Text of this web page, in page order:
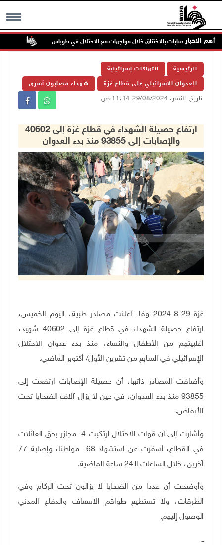
MENU أهم الاخبارإصابات بالاختناق خلال مواجهات مع الاحتلال في طوباس
الرئيسية انتهاكات إسرائيلية
العدوان الاسرائيلي على قطاع غزة شهداء مصابون أسرى
تاريخ النشر: 29/08/2024 11:14 ص
ارتفاع حصيلة الشهداء في قطاع غزة إلى 40602
والإصابات إلى 93855 منذ بدء العدوان
غزة 29-8-2024 وفا- أعلنت مصادر طبية، اليوم الخميس،
ارتفاع حصيلة الشهداء في قطاع غزة إلى 40602 شهيد،
أغلبيتهم من الأطفال والنساء، منذ بدء عدوان الاحتلال
الإسرائيلي في السابع من تشرين الأول/ أكتوبر الماضي.
وأضافت المصادر ذاتها، أن حصيلة الإصابات ارتفعت إلى
93855 منذ بدء العدوان، في حين لا يزال آلاف الضحايا تحت
الأنقاض.
وأشارت إلى أن قوات الاحتلال ارتكبت 4 مجازر بحق العائلات
في القطاع، أسفرت عن استشهاد 68 مواطنا، وإصابة 77
آخرين، خلال الساعات الـ24 ساعة الماضية
.
وأوضحت أن عددا من الضحايا لا يزالون تحت الركام وفي
الطرقات، ولا تستطيع طواقم الاسعاف والدفاع المدني
الوصول إليهم.
ــ